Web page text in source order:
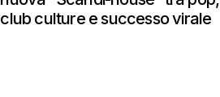
club culture e successo virale